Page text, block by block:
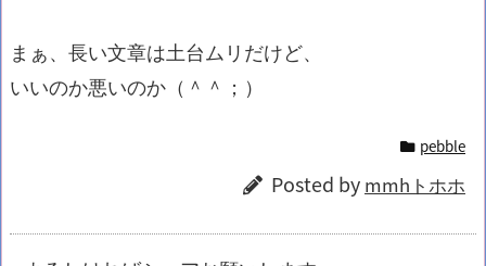
まぁ、長い文章は土台ムリだけど、
いいのか悪いのか（＾＾；）
pebble
Posted by mmhトホホ